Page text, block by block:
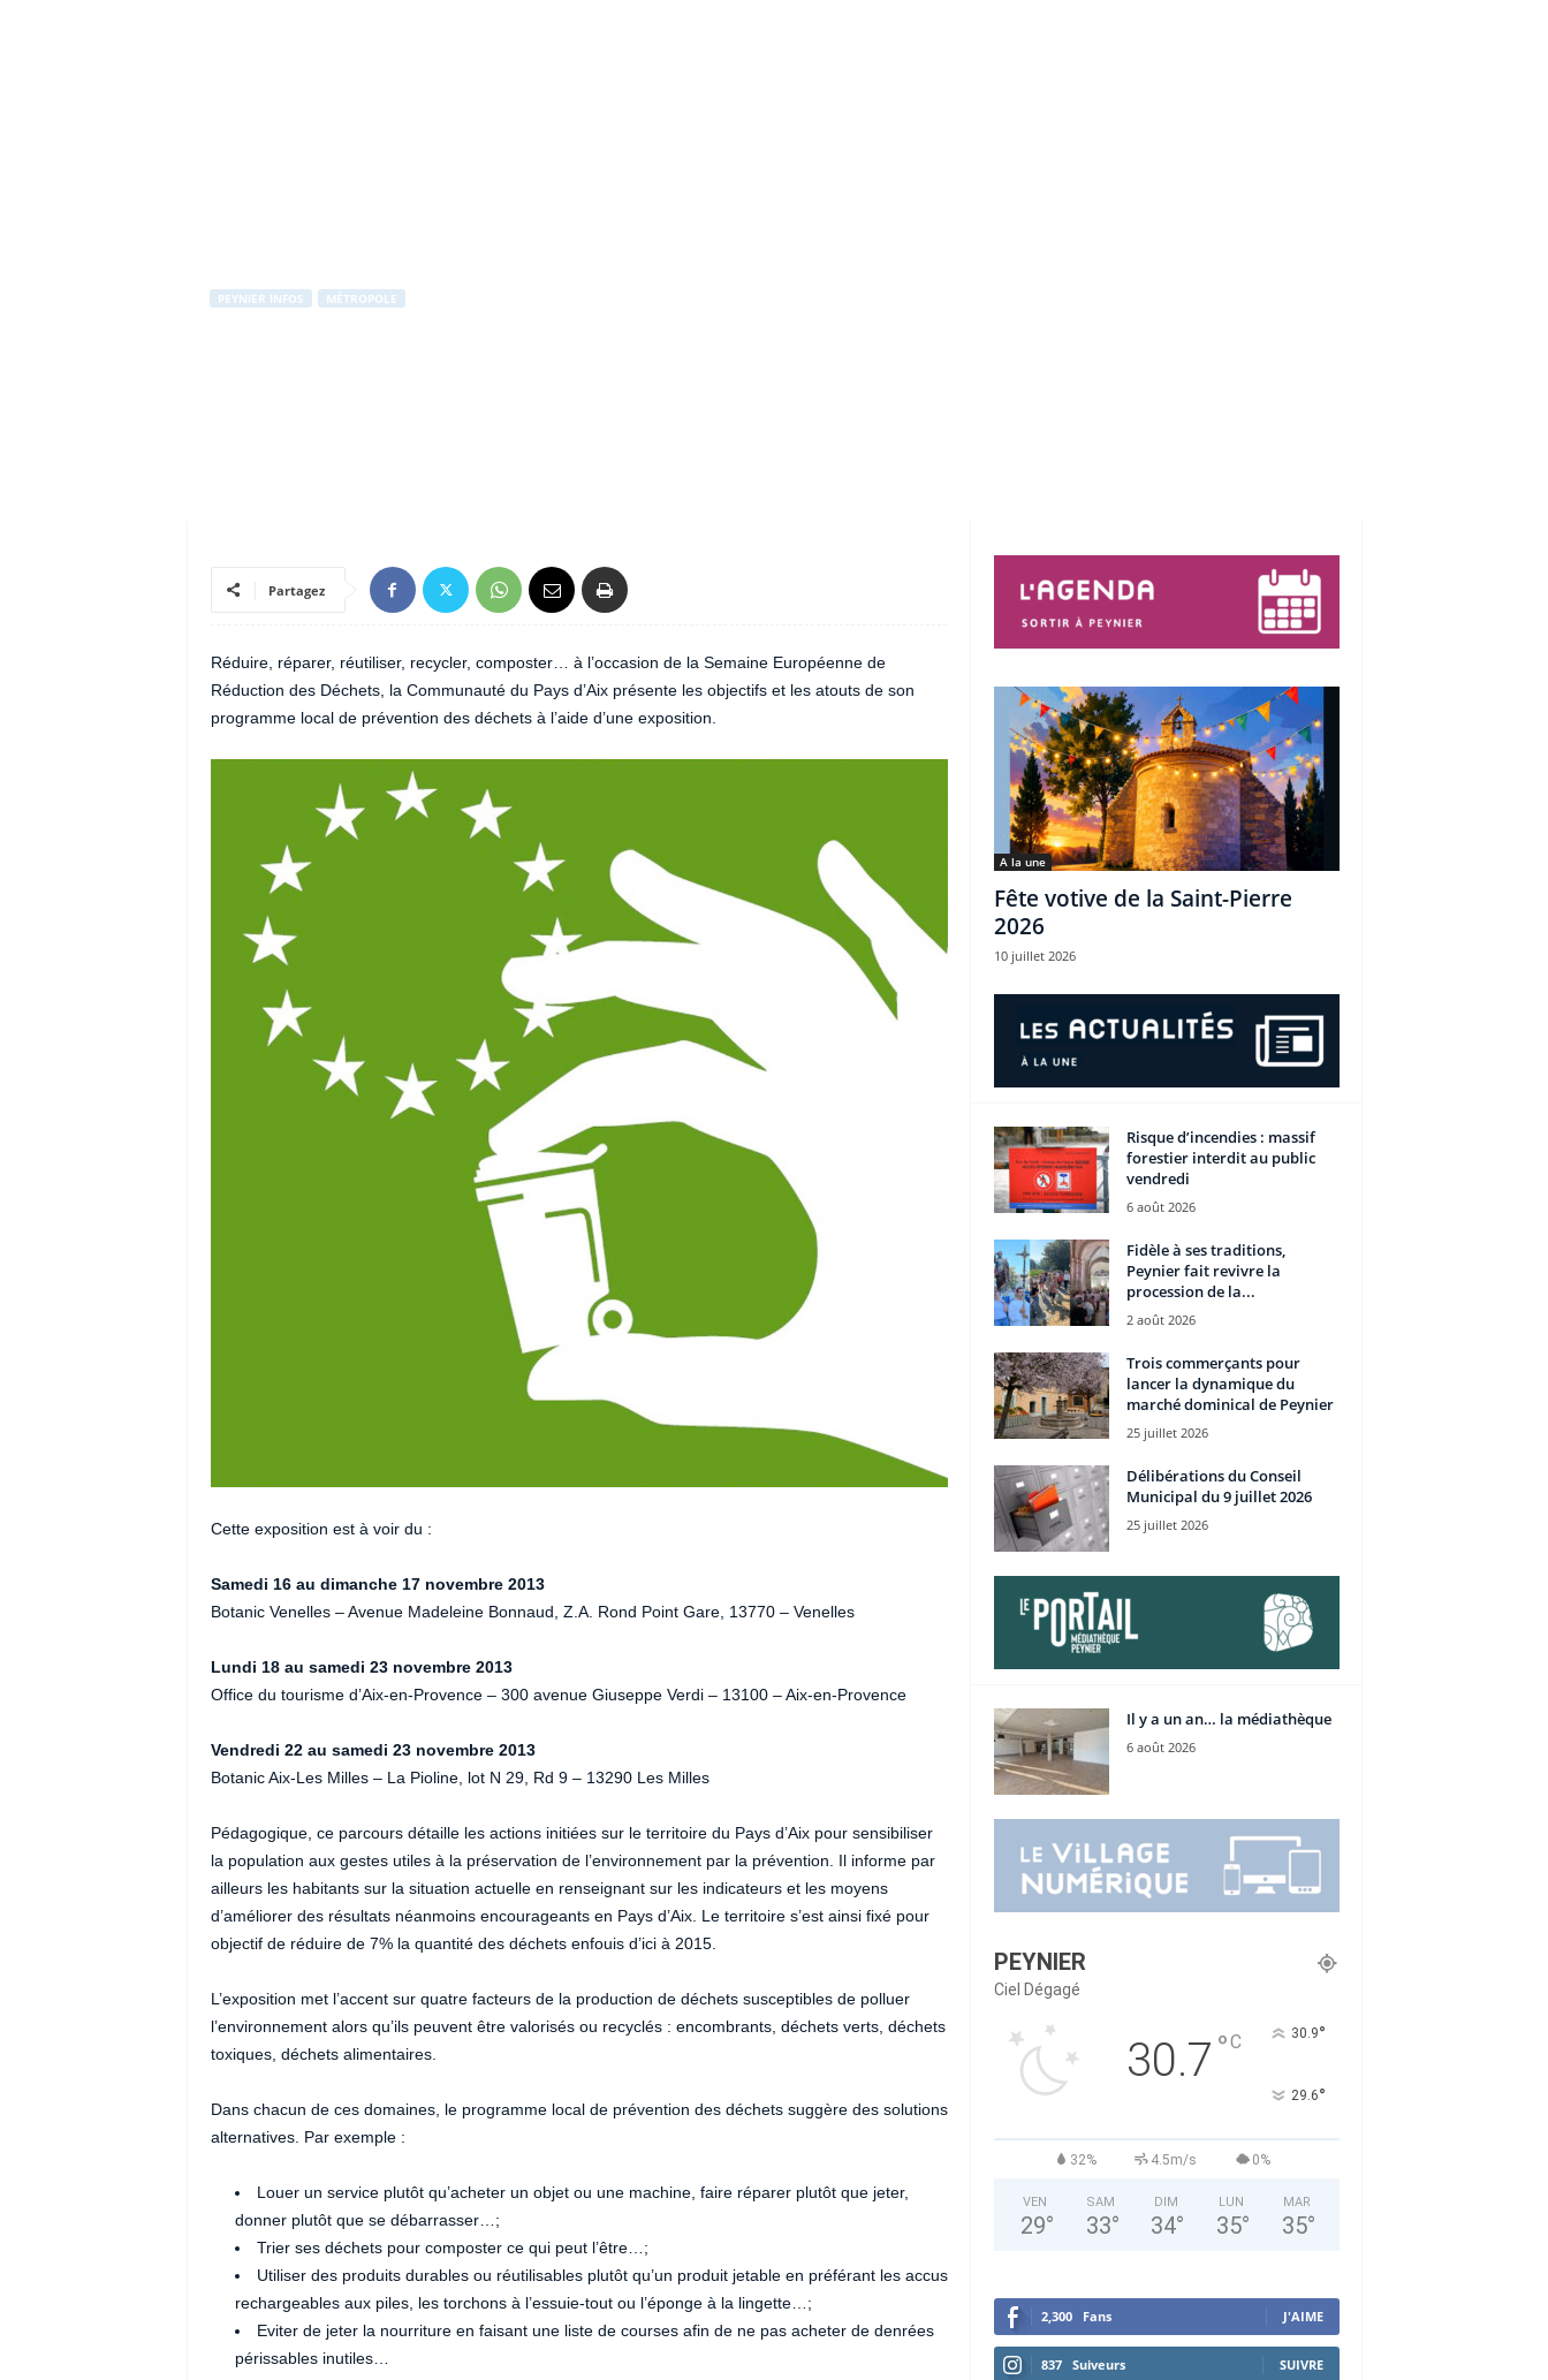
PEYNIER INFOS MÉTROPOLE
Partagez
Réduire, réparer, réutiliser, recycler, composter… à l’occasion de la Semaine Européenne de
Réduction des Déchets, la Communauté du Pays d’Aix présente les objectifs et les atouts de son
programme local de prévention des déchets à l’aide d’une exposition.
Cette exposition est à voir du :
Samedi 16 au dimanche 17 novembre 2013
Botanic Venelles – Avenue Madeleine Bonnaud, Z.A. Rond Point Gare, 13770 – Venelles
Lundi 18 au samedi 23 novembre 2013
Office du tourisme d’Aix-en-Provence – 300 avenue Giuseppe Verdi – 13100 – Aix-en-Provence
Vendredi 22 au samedi 23 novembre 2013
Botanic Aix-Les Milles – La Pioline, lot N 29, Rd 9 – 13290 Les Milles
Pédagogique, ce parcours détaille les actions initiées sur le territoire du Pays d’Aix pour sensibiliser
la population aux gestes utiles à la préservation de l’environnement par la prévention. Il informe par
ailleurs les habitants sur la situation actuelle en renseignant sur les indicateurs et les moyens
d’améliorer des résultats néanmoins encourageants en Pays d’Aix. Le territoire s’est ainsi fixé pour
objectif de réduire de 7% la quantité des déchets enfouis d’ici à 2015.
L’exposition met l’accent sur quatre facteurs de la production de déchets susceptibles de polluer
l’environnement alors qu’ils peuvent être valorisés ou recyclés : encombrants, déchets verts, déchets
toxiques, déchets alimentaires.
Dans chacun de ces domaines, le programme local de prévention des déchets suggère des solutions
alternatives. Par exemple :
Louer un service plutôt qu’acheter un objet ou une machine, faire réparer plutôt que jeter,
donner plutôt que se débarrasser…;
Trier ses déchets pour composter ce qui peut l’être…;
Utiliser des produits durables ou réutilisables plutôt qu’un produit jetable en préférant les accus
rechargeables aux piles, les torchons à l’essuie-tout ou l’éponge à la lingette…;
Eviter de jeter la nourriture en faisant une liste de courses afin de ne pas acheter de denrées
périssables inutiles…
A la une
Fête votive de la Saint-Pierre
2026
10 juillet 2026
Risque d’incendies : massif
forestier interdit au public
vendredi
6 août 2026
Fidèle à ses traditions,
Peynier fait revivre la
procession de la...
2 août 2026
Trois commerçants pour
lancer la dynamique du
marché dominical de Peynier
25 juillet 2026
Délibérations du Conseil
Municipal du 9 juillet 2026
25 juillet 2026
Il y a un an… la médiathèque
6 août 2026
PEYNIER
Ciel Dégagé
30.7 °C 30.9°
29.6°
32% 4.5m/s 0%
VEN
29°
SAM
33°
DIM
34°
LUN
35°
MAR
35°
2,300 Fans J'AIME
837 Suiveurs SUIVRE